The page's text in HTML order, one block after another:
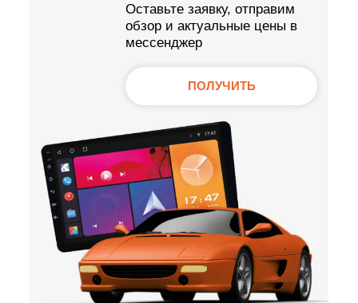
Оставьте заявку, отправим
обзор и актуальные цены в
мессенджер
ПОЛУЧИТЬ